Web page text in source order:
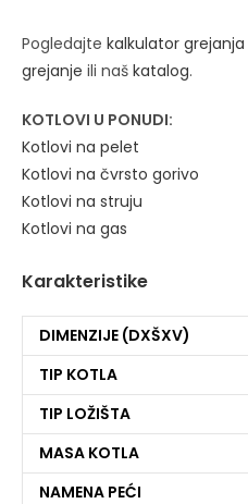
Pogledajte kalkulator grejanja
grejanje ili naš katalog.
KOTLOVI U PONUDI:
Kotlovi na pelet
Kotlovi na čvrsto gorivo
Kotlovi na struju
Kotlovi na gas
Karakteristike
DIMENZIJE (DXŠXV)
TIP KOTLA
TIP LOŽIŠTA
MASA KOTLA
NAMENA PEĆI